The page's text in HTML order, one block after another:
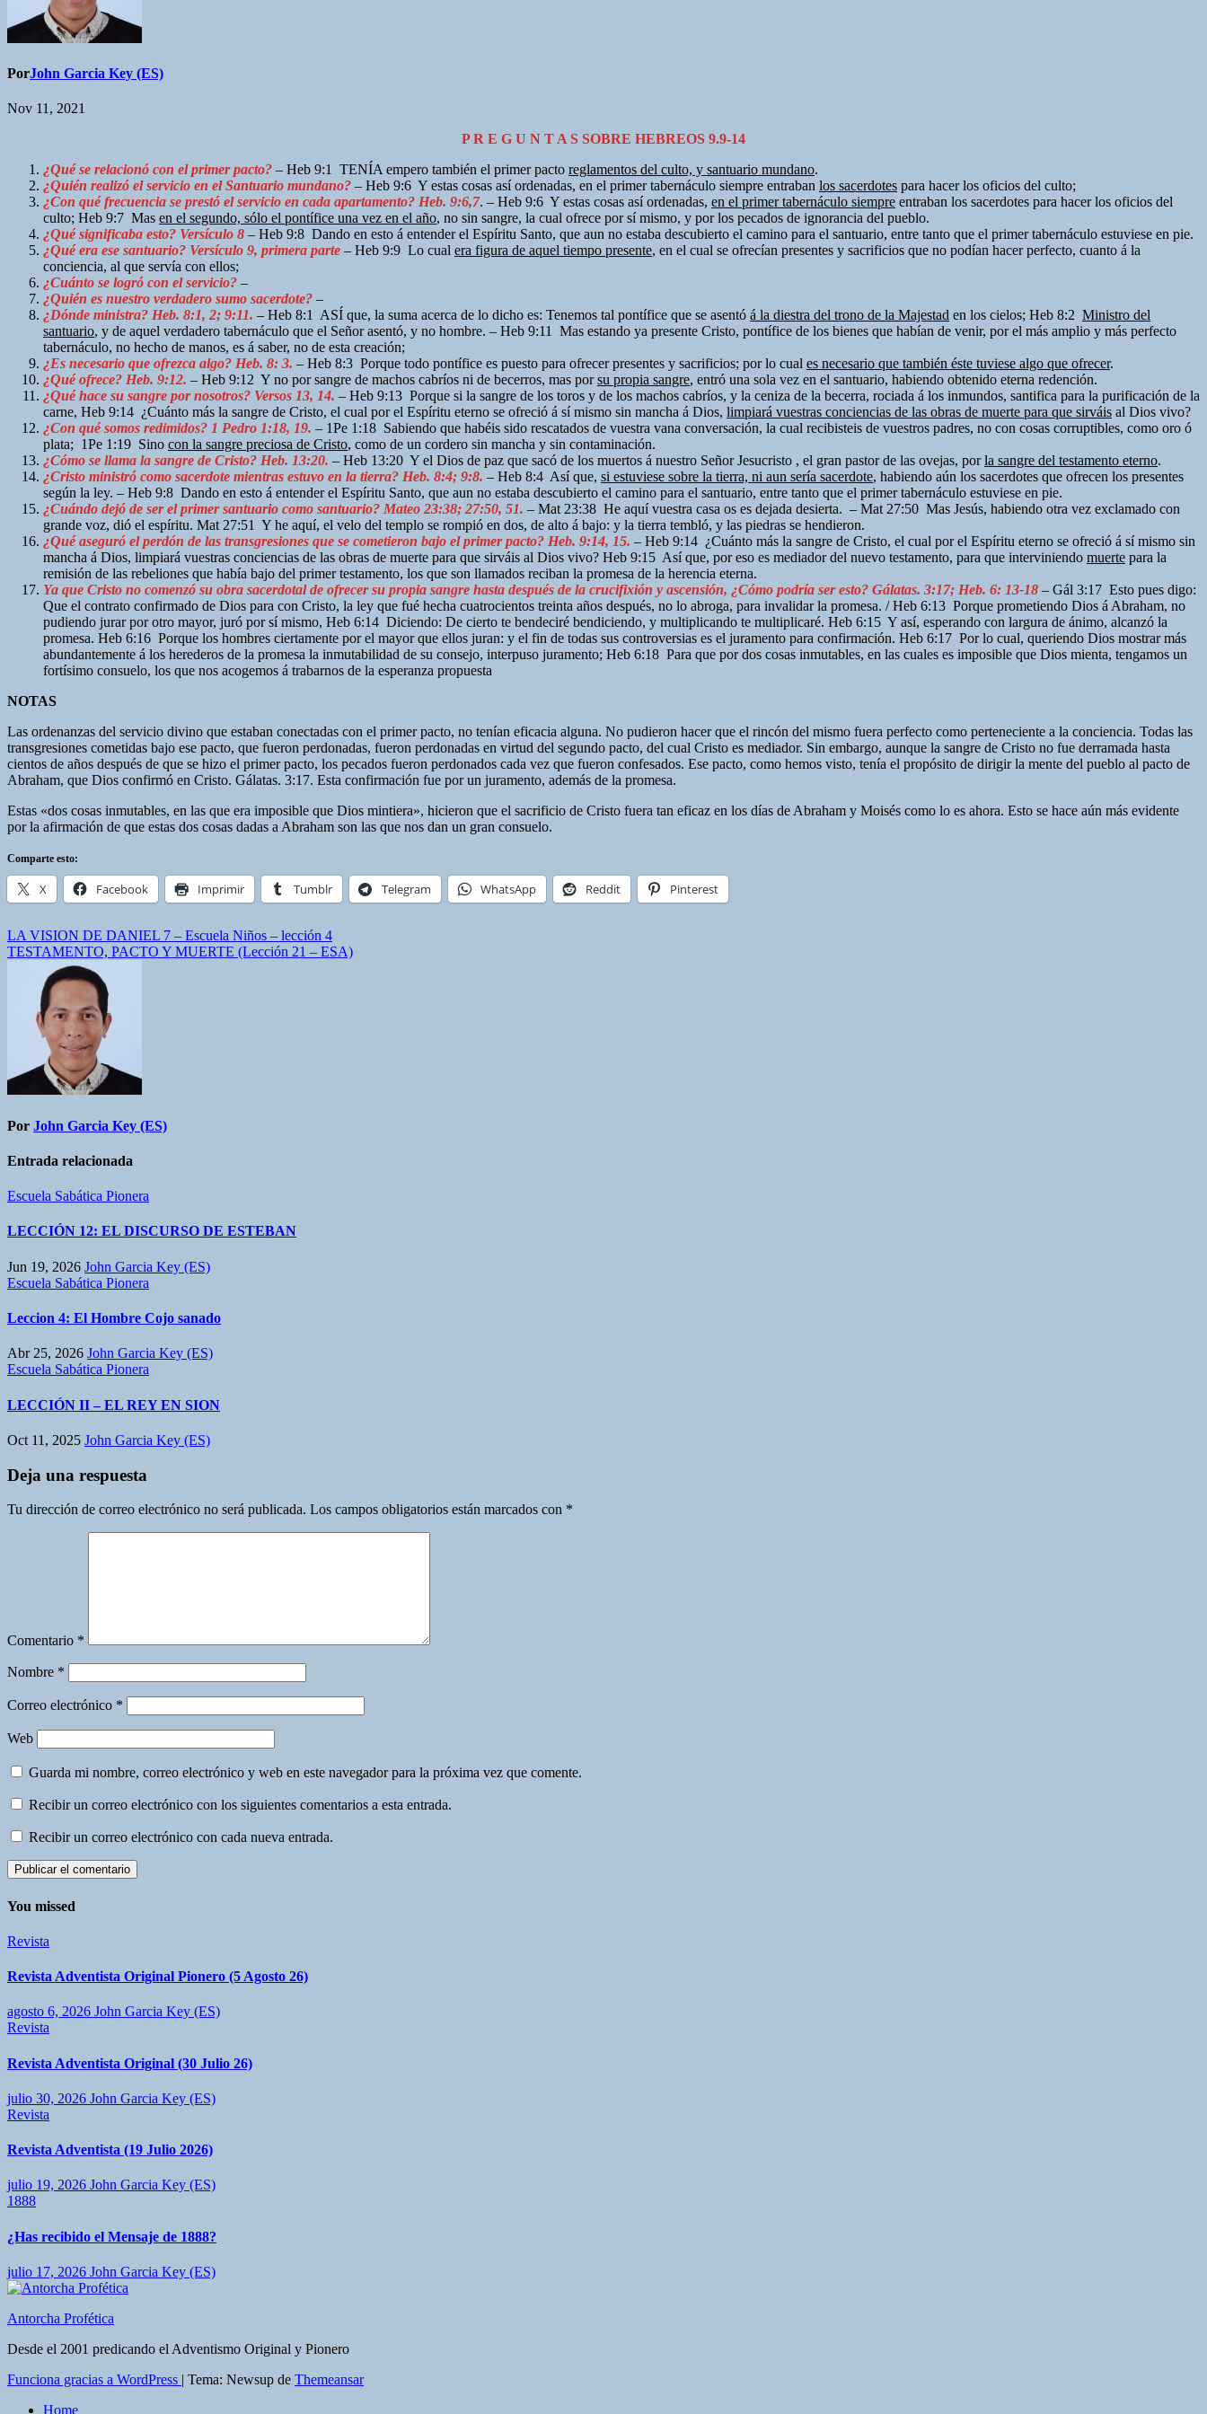
PorJohn Garcia Key (ES)
Nov 11, 2021
P R E G U N T A S SOBRE HEBREOS 9.9-14
¿Qué se relacionó con el primer pacto? – Heb 9:1 TENÍA empero también el primer pacto reglamentos del culto, y santuario mundano.
¿Quién realizó el servicio en el Santuario mundano? – Heb 9:6 Y estas cosas así ordenadas, en el primer tabernáculo siempre entraban los sacerdotes para hacer los oficios del culto;
¿Con qué frecuencia se prestó el servicio en cada apartamento? Heb. 9:6,7. – Heb 9:6 Y estas cosas así ordenadas, en el primer tabernáculo siempre entraban los sacerdotes para hacer los oficios del
culto; Heb 9:7 Mas en el segundo, sólo el pontífice una vez en el año, no sin sangre, la cual ofrece por sí mismo, y por los pecados de ignorancia del pueblo.
¿Qué significaba esto? Versículo 8 – Heb 9:8 Dando en esto á entender el Espíritu Santo, que aun no estaba descubierto el camino para el santuario, entre tanto que el primer tabernáculo estuviese en pie.
¿Qué era ese santuario? Versículo 9, primera parte – Heb 9:9 Lo cual era figura de aquel tiempo presente, en el cual se ofrecían presentes y sacrificios que no podían hacer perfecto, cuanto á la
conciencia, al que servía con ellos;
¿Cuánto se logró con el servicio? –
¿Quién es nuestro verdadero sumo sacerdote? –
¿Dónde ministra? Heb. 8:1, 2; 9:11. – Heb 8:1 ASÍ que, la suma acerca de lo dicho es: Tenemos tal pontífice que se asentó á la diestra del trono de la Majestad en los cielos; Heb 8:2 Ministro del
santuario, y de aquel verdadero tabernáculo que el Señor asentó, y no hombre. – Heb 9:11 Mas estando ya presente Cristo, pontífice de los bienes que habían de venir, por el más amplio y más perfecto
tabernáculo, no hecho de manos, es á saber, no de esta creación;
¿Es necesario que ofrezca algo? Heb. 8: 3. – Heb 8:3 Porque todo pontífice es puesto para ofrecer presentes y sacrificios; por lo cual es necesario que también éste tuviese algo que ofrecer.
¿Qué ofrece? Heb. 9:12. – Heb 9:12 Y no por sangre de machos cabríos ni de becerros, mas porsu propia sangre, entró una sola vez en el santuario, habiendo obtenido eterna redención.
¿Qué hace su sangre por nosotros? Versos 13, 14. – Heb 9:13 Porque si la sangre de los toros y de los machos cabríos, y la ceniza de la becerra, rociada á los inmundos, santifica para la purificación de la
carne, Heb 9:14 ¿Cuánto más la sangre de Cristo, el cual por el Espíritu eterno se ofreció á sí mismo sin mancha á Dios, limpiará vuestras conciencias de las obras de muerte para que sirváis al Dios vivo?
¿Con qué somos redimidos? 1 Pedro 1:18, 19. – 1Pe 1:18 Sabiendo que habéis sido rescatados de vuestra vana conversación, la cual recibisteis de vuestros padres, no con cosas corruptibles, como oro ó
plata; 1Pe 1:19 Sino con la sangre preciosa de Cristo, como de un cordero sin mancha y sin contaminación.
¿Cómo se llama la sangre de Cristo? Heb. 13:20. – Heb 13:20 Y el Dios de paz que sacó de los muertos á nuestro Señor Jesucristo , el gran pastor de las ovejas, porla sangre del testamento eterno.
¿Cristo ministró como sacerdote mientras estuvo en la tierra? Heb. 8:4; 9:8. – Heb 8:4 Así que, si estuviese sobre la tierra, ni aun sería sacerdote, habiendo aún los sacerdotes que ofrecen los presentes
según la ley. – Heb 9:8 Dando en esto á entender el Espíritu Santo, que aun no estaba descubierto el camino para el santuario, entre tanto que el primer tabernáculo estuviese en pie.
¿Cuándo dejó de ser el primer santuario como santuario? Mateo 23:38; 27:50, 51. – Mat 23:38 He aquí vuestra casa os es dejada desierta. – Mat 27:50 Mas Jesús, habiendo otra vez exclamado con
grande voz, dió el espíritu. Mat 27:51 Y he aquí, el velo del templo se rompió en dos, de alto á bajo: y la tierra tembló, y las piedras se hendieron.
¿Qué aseguró el perdón de las transgresiones que se cometieron bajo el primer pacto? Heb. 9:14, 15. – Heb 9:14 ¿Cuánto más la sangre de Cristo, el cual por el Espíritu eterno se ofreció á sí mismo sin
mancha á Dios, limpiará vuestras conciencias de las obras de muerte para que sirváis al Dios vivo? Heb 9:15 Así que, por eso es mediador del nuevo testamento, para que interviniendo muerte para la
remisión de las rebeliones que había bajo del primer testamento, los que son llamados reciban la promesa de la herencia eterna.
Ya que Cristo no comenzó su obra sacerdotal de ofrecer su propia sangre hasta después de la crucifixión y ascensión, ¿Cómo podría ser esto? Gálatas. 3:17; Heb. 6: 13-18 – Gál 3:17 Esto pues digo:
Que el contrato confirmado de Dios para con Cristo, la ley que fué hecha cuatrocientos treinta años después, no lo abroga, para invalidar la promesa. / Heb 6:13 Porque prometiendo Dios á Abraham, no
pudiendo jurar por otro mayor, juró por sí mismo, Heb 6:14 Diciendo: De cierto te bendeciré bendiciendo, y multiplicando te multiplicaré. Heb 6:15 Y así, esperando con largura de ánimo, alcanzó la
promesa. Heb 6:16 Porque los hombres ciertamente por el mayor que ellos juran: y el fin de todas sus controversias es el juramento para confirmación. Heb 6:17 Por lo cual, queriendo Dios mostrar más
abundantemente á los herederos de la promesa la inmutabilidad de su consejo, interpuso juramento; Heb 6:18 Para que por dos cosas inmutables, en las cuales es imposible que Dios mienta, tengamos un
fortísimo consuelo, los que nos acogemos á trabarnos de la esperanza propuesta
NOTAS
Las ordenanzas del servicio divino que estaban conectadas con el primer pacto, no tenían eficacia alguna. No pudieron hacer que el rincón del mismo fuera perfecto como perteneciente a la conciencia. Todas las
transgresiones cometidas bajo ese pacto, que fueron perdonadas, fueron perdonadas en virtud del segundo pacto, del cual Cristo es mediador. Sin embargo, aunque la sangre de Cristo no fue derramada hasta
cientos de años después de que se hizo el primer pacto, los pecados fueron perdonados cada vez que fueron confesados. Ese pacto, como hemos visto, tenía el propósito de dirigir la mente del pueblo al pacto de
Abraham, que Dios confirmó en Cristo. Gálatas. 3:17. Esta confirmación fue por un juramento, además de la promesa.
Estas «dos cosas inmutables, en las que era imposible que Dios mintiera», hicieron que el sacrificio de Cristo fuera tan eficaz en los días de Abraham y Moisés como lo es ahora. Esto se hace aún más evidente
por la afirmación de que estas dos cosas dadas a Abraham son las que nos dan un gran consuelo.
Comparte esto:
X Facebook Imprimir Tumblr Telegram WhatsApp Reddit Pinterest
Navegación
de
entradas
LA VISION DE DANIEL 7 – Escuela Niños – lección 4
TESTAMENTO, PACTO Y MUERTE (Lección 21 – ESA)
Por John Garcia Key (ES)
Entrada relacionada
Escuela Sabática Pionera
LECCIÓN 12: EL DISCURSO DE ESTEBAN
Jun 19, 2026 John Garcia Key (ES)
Escuela Sabática Pionera
Leccion 4: El Hombre Cojo sanado
Abr 25, 2026 John Garcia Key (ES)
Escuela Sabática Pionera
LECCIÓN II – EL REY EN SION
Oct 11, 2025 John Garcia Key (ES)
Deja una respuesta
Tu dirección de correo electrónico no será publicada. Los campos obligatorios están marcados con *
Comentario *
Nombre *
Correo electrónico *
Web
Guarda mi nombre, correo electrónico y web en este navegador para la próxima vez que comente.
Recibir un correo electrónico con los siguientes comentarios a esta entrada.
Recibir un correo electrónico con cada nueva entrada.
You missed
Revista
Revista Adventista Original Pionero (5 Agosto 26)
agosto 6, 2026 John Garcia Key (ES)
Revista
Revista Adventista Original (30 Julio 26)
julio 30, 2026 John Garcia Key (ES)
Revista
Revista Adventista (19 Julio 2026)
julio 19, 2026 John Garcia Key (ES)
1888
¿Has recibido el Mensaje de 1888?
julio 17, 2026 John Garcia Key (ES)
Antorcha Profética
Desde el 2001 predicando el Adventismo Original y Pionero
Funciona gracias a WordPress | Tema: Newsup de Themeansar
Home